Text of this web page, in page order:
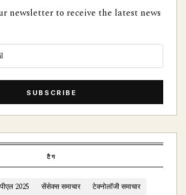
newsletter to receive the latest news
SUBSCRIBE
टैग
2025 सेंसेक्स समाचार
टेक्नोलॉजी समाचार